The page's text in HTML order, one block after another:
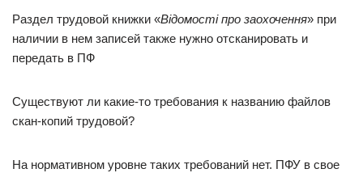
Раздел трудовой книжки «Відомості про заохочення» при
наличии в нем записей также нужно отсканировать и
передать в ПФ
Существуют ли какие-то требования к названию файлов
скан-копий трудовой?
На нормативном уровне таких требований нет. ПФУ в свое